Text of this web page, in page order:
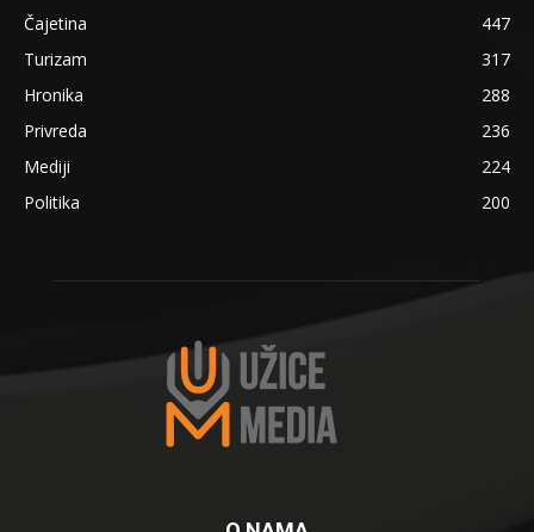
Čajetina
447
Turizam
317
Hronika
288
Privreda
236
Mediji
224
Politika
200